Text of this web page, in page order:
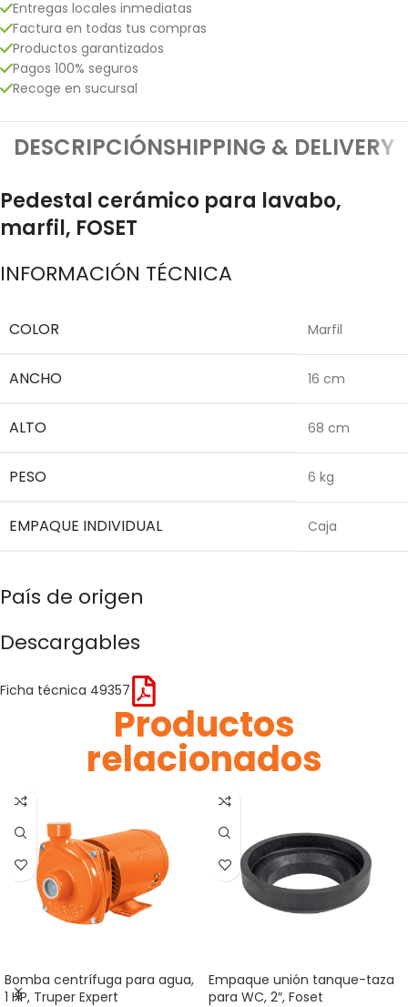
Entregas locales inmediatas
Factura en todas tus compras
Productos garantizados
Pagos 100% seguros
Recoge en sucursal
DESCRIPCIÓNSHIPPING & DELIVERY
Pedestal cerámico para lavabo,
marfil, FOSET
INFORMACIÓN TÉCNICA
COLOR Marfil
ANCHO 16 cm
ALTO 68 cm
PESO 6 kg
EMPAQUE INDIVIDUAL Caja
País de origen
Descargables
Ficha técnica 49357
Productos
relacionados
Bomba centrífuga para agua,
1 HP, Truper Expert
Empaque unión tanque-taza
para WC, 2″, Foset